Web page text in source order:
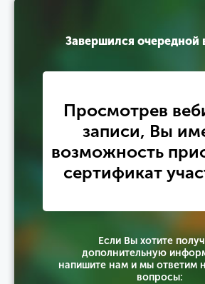
Завершился очередной
Просмотрев
записи, Вы
возможность
сертификат
Если Вы хотите
дополнительную
напишите нам и мы ответим
вопросы: